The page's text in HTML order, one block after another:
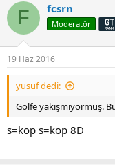
F fcsrn
Moderatör
19 Haz 2016
yusuf dedi:
Golfe yakışmıyormuş.
s=kop s=kop 8D